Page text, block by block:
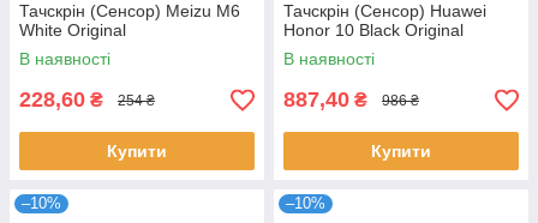
Тачскрін (Сенсор) Meizu M6
White Original
В наявності
228,60 ₴ 254 ₴
Купити
Тачскрін (Сенсор) Huawei
Honor 10 Black Original
В наявності
887,40 ₴ 986 ₴
Купити
–10% –10%